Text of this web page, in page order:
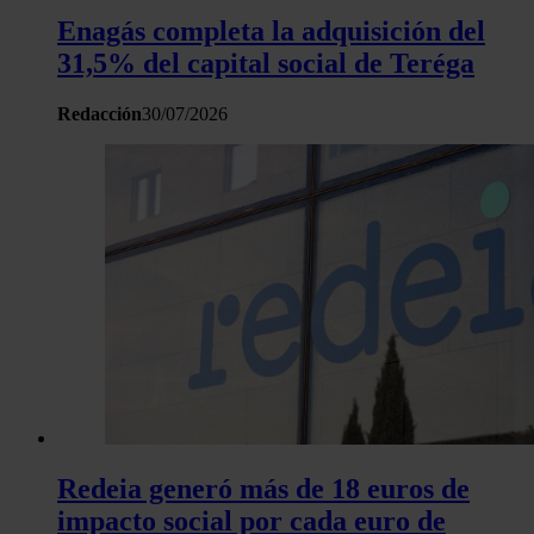
análisis web, quienes pueden combinarla con otra
haya proporcionado o que hayan recopilado a partir del uso
hecho de sus servicios.
Enagás completa la adquisición del
31,5% del capital social de Teréga
Redacción30/07/2026
Redeia generó más de 18 euros de
impacto social por cada euro de